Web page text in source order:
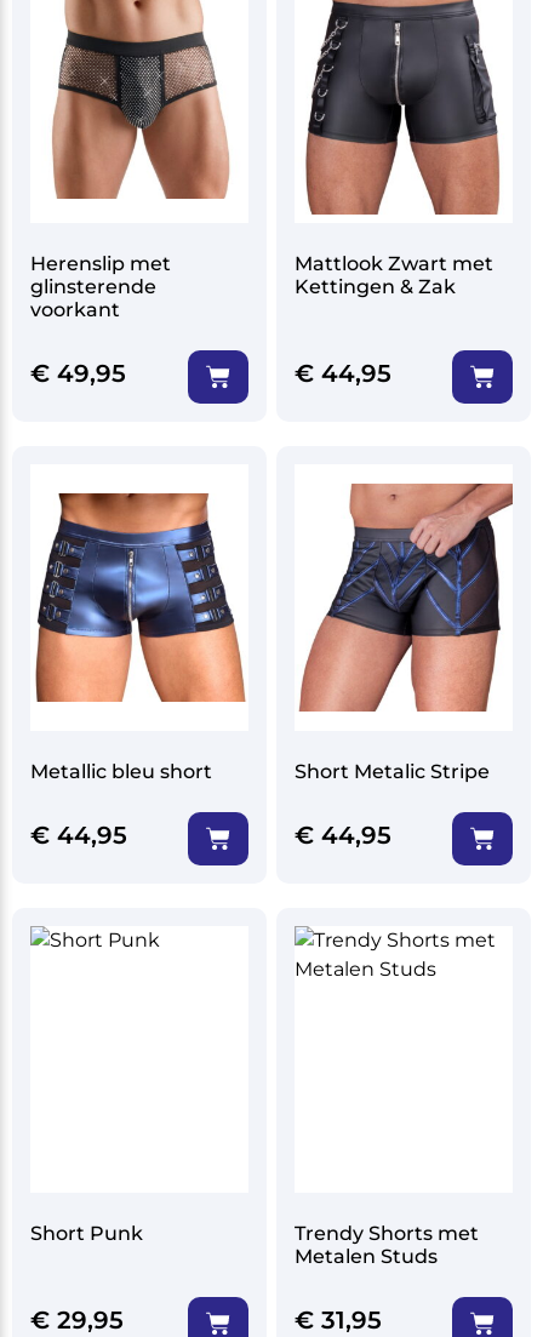
Herenslip met
glinsterende
voorkant
€ 49,95
Mattlook Zwart met
Kettingen & Zak
€ 44,95
Metallic bleu short
€ 44,95
Short Metalic Stripe
€ 44,95
Short Punk
€ 29,95
Trendy Shorts met
Metalen Studs
€ 31,95